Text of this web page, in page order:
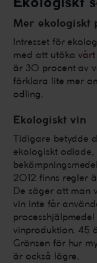
Mer ekologiskt
Intresset för
med att utöka
är 30 procent av
förklara lite mer
odling.
Ekologiskt vin
Tidigare betydde
ekologiskt
2012 finns regler
De säger att man
vin inte får
vinproduktion. 45
Gränsen för hur
är också lägre.